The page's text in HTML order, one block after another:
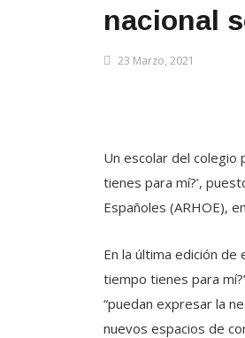
nacional
23 Marzo, 2021
Un escolar del colegio
tienes para mí?’,
Españoles (ARHOE),
En la última edición
tiempo tienes para
“puedan expresar la
nuevos espacios de